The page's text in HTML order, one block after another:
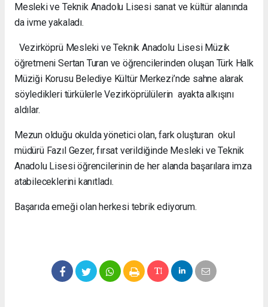
Mesleki ve Teknik Anadolu Lisesi sanat ve kültür alanında
da ivme yakaladı.
Vezirköprü Mesleki ve Teknik Anadolu Lisesi Müzik
öğretmeni Sertan Turan ve öğrencilerinden oluşan Türk Halk
Müziği Korusu Belediye Kültür Merkezi’nde sahne alarak
söyledikleri türkülerle Vezirköprülülerin ayakta alkışını
aldılar.
Mezun olduğu okulda yönetici olan, fark oluşturan okul
müdürü Fazıl Gezer, fırsat verildiğinde Mesleki ve Teknik
Anadolu Lisesi öğrencilerinin de her alanda başarılara imza
atabileceklerini kanıtladı.
Başarıda emeği olan herkesi tebrik ediyorum.